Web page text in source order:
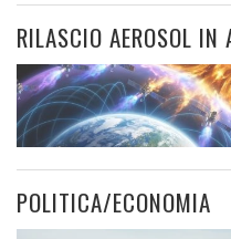
RILASCIO AEROSOL IN
POLITICA/ECONOMIA